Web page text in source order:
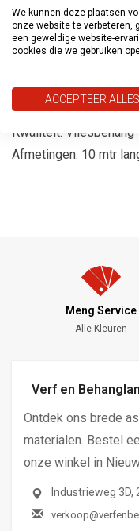
Allemaal verbonden
smaakvolle ontwerp
nonchalance voor het
beste vriend
Kwaliteit: Vliesbehang
Afmetingen: 10 mtr
Meng Service
Alle Kleuren
Verf en
Ontdek ons brede
materialen. Bestel
onze winkel in
Industrieweg 3D,
We kunnen deze plaatsen
onze website te verbeteren,
een geweldige website-
cookies die we gebruiken
ACCEPTEER ALLES